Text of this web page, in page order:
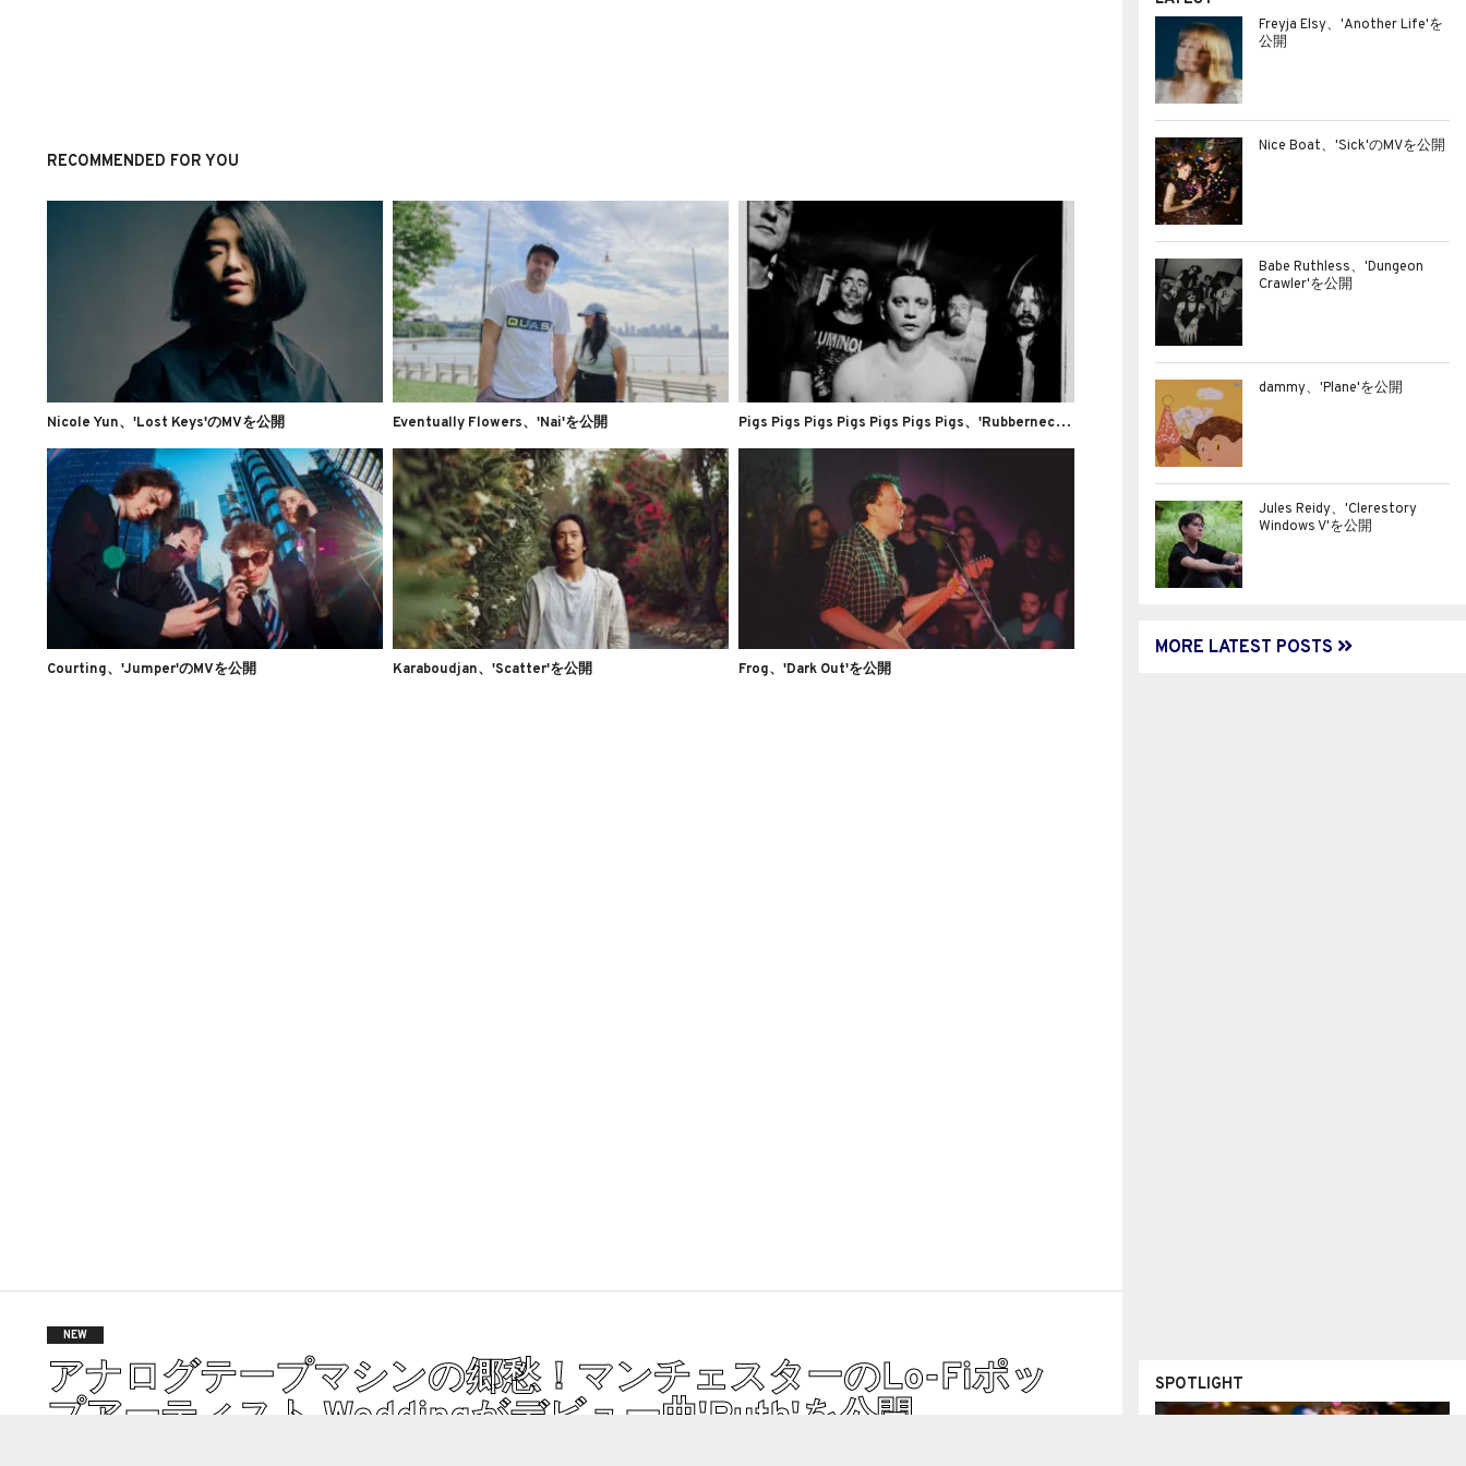
RECOMMENDED FOR YOU
Nicole Yun、'Lost Keys'のMVを公開 Eventually Flowers、'Nai'を公開 P
igs Pigs Pigs Pigs Pigs Pigs Pigs、'Rubbernecker'のライブ映像を公開
Courting、'Jumper'のMVを公開 Karaboudjan、'Scatter'を公開 Frog、'Dark Out'を公開
NEW
アナログテープマシンの郷愁！マンチェスターのLo-Fiポッ
プアーティスト Weddingがデビュー曲'Ruth'を公開
Freyja Elsy、'Another Life'を
公開
Nice Boat、'Sick'のMVを公開
Babe Ruthless、'Dungeon
Crawler'を公開
dammy、'Plane'を公開
Jules Reidy、'Clerestory
Windows V'を公開
MORE LATEST POSTS
SPOTLIGHT